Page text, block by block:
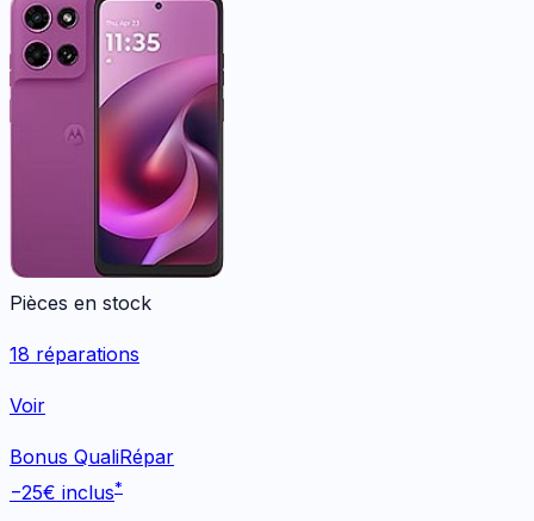
Pièces en stock
18 réparations
Voir
Bonus QualiRépar
−25€ inclus*